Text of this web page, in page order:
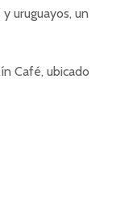
uruguayos, un
Café, ubicado